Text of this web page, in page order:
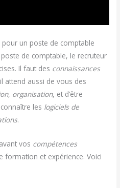
un poste de comptable
de comptable, le recruteur
Il faut des connaissances
attend aussi de vous des
, organisation, et d’être
les logiciels de
.
vos compétences
formation et expérience. Voici